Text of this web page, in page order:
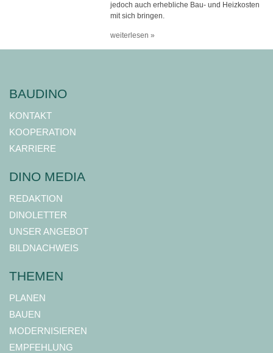
jedoch auch erhebliche Bau- und Heizkosten
mit sich bringen.
weiterlesen »
BAUDINO
KONTAKT
KOOPERATION
KARRIERE
DINO MEDIA
REDAKTION
DINOLETTER
UNSER ANGEBOT
BILDNACHWEIS
THEMEN
PLANEN
BAUEN
MODERNISIEREN
EMPFEHLUNG